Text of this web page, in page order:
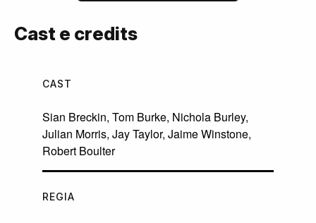
Cast e credits
CAST
Sian Breckin, Tom Burke, Nichola Burley,
Julian Morris, Jay Taylor, Jaime Winstone,
Robert Boulter
REGIA